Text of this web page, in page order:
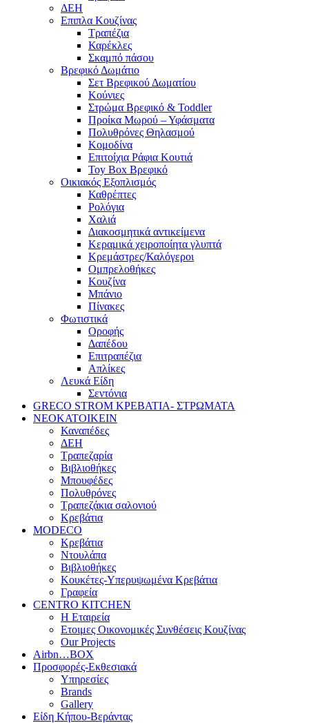
ΔΕΗ
Επιπλα Κουζίνας
Τραπέζια
Καρέκλες
Σκαμπό πάσου
Βρεφικό Δωμάτιο
Σετ Βρεφικού Δωματίου
Κούνιες
Στρώμα Βρεφικό & Toddler
Προίκα Μωρού – Υφάσματα
Πολυθρόνες Θηλασμού
Κομοδίνα
Επιτοίχια Ράφια Κουτιά
Toy Box Βρεφικό
Οικιακός Εξοπλισμός
Καθρέπτες
Ρολόγια
Χαλιά
Διακοσμητικά αντικείμενα
Κεραμικά χειροποίητα γλυπτά
Κρεμάστρες/Καλόγεροι
Ομπρελοθήκες
Κουζίνα
Μπάνιο
Πίνακες
Φωτιστικά
Οροφής
Δαπέδου
Επιτραπέζια
Απλίκες
Λευκά Είδη
Σεντόνια
GRECO STROM ΚΡΕΒΑΤΙΑ- ΣΤΡΩΜΑΤΑ
ΝΕΟΚΑΤΟΙΚΕΙΝ
Καναπέδες
ΔΕΗ
Τραπεζαρία
Βιβλιοθήκες
Μπουφέδες
Πολυθρόνες
Τραπεζάκια σαλονιού
Κρεβάτια
MODECO
Κρεβάτια
Ντουλάπα
Βιβλιοθήκες
Κουκέτες-Υπερυψωμένα Κρεβάτια
Γραφεία
CENTRO KITCHEN
Η Εταιρεία
Ετοιμες Οικονομικές Συνθέσεις Κουζίνας
Our Projects
Airbn…BOX
Προσφορές-Εκθεσιακά
Υπηρεσίες
Brands
Gallery
Είδη Κήπου-Βεράντας